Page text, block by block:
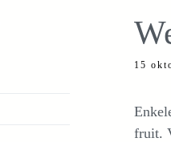
15
fruit.